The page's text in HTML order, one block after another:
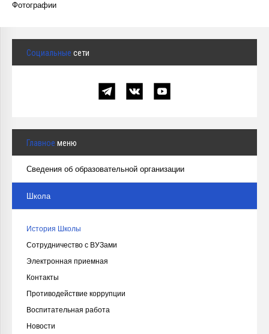
Фотографии
Социальные сети
Главное меню
Сведения об образовательной организации
Школа
История Школы
Сотрудничество с ВУЗами
Электронная приемная
Контакты
Противодействие коррупции
Воспитательная работа
Новости